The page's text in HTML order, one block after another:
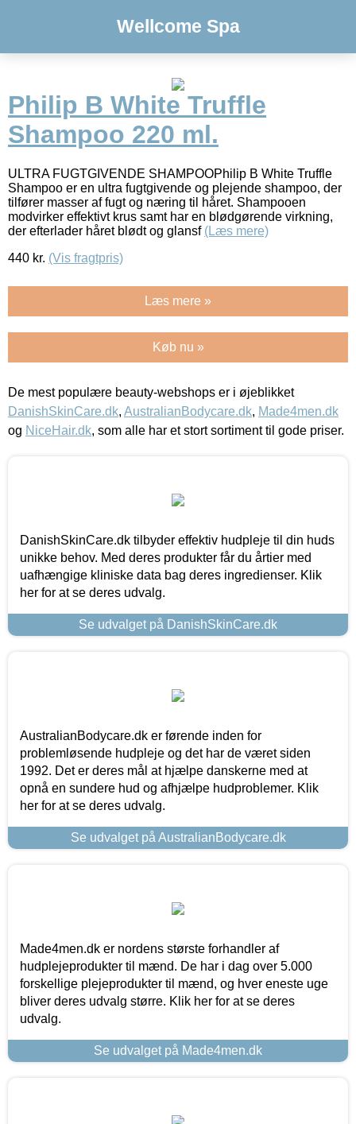
Wellcome Spa
Philip B White Truffle
Shampoo 220 ml.
ULTRA FUGTGIVENDE SHAMPOOPhilip B White Truffle
Shampoo er en ultra fugtgivende og plejende shampoo, der
tilfører masser af fugt og næring til håret. Shampooen
modvirker effektivt krus samt har en blødgørende virkning,
der efterlader håret blødt og glansf (Læs mere)
440 kr. (Vis fragtpris)
Læs mere »
Køb nu »
De mest populære beauty-webshops er i øjeblikket
DanishSkinCare.dk, AustralianBodycare.dk, Made4men.dk
og NiceHair.dk, som alle har et stort sortiment til gode priser.
DanishSkinCare.dk tilbyder effektiv hudpleje til din huds
unikke behov. Med deres produkter får du årtier med
uafhængige kliniske data bag deres ingredienser. Klik
her for at se deres udvalg.
Se udvalget på DanishSkinCare.dk
AustralianBodycare.dk er førende inden for
problemløsende hudpleje og det har de været siden
1992. Det er deres mål at hjælpe danskerne med at
opnå en sundere hud og afhjælpe hudproblemer. Klik
her for at se deres udvalg.
Se udvalget på AustralianBodycare.dk
Made4men.dk er nordens største forhandler af
hudplejeprodukter til mænd. De har i dag over 5.000
forskellige plejeprodukter til mænd, og hver eneste uge
bliver deres udvalg større. Klik her for at se deres
udvalg.
Se udvalget på Made4men.dk